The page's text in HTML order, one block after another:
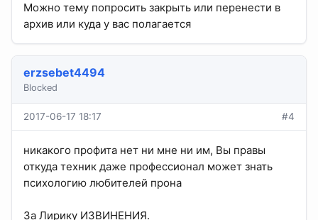
Можно тему попросить закрыть или перенести в
архив или куда у вас полагается
erzsebet4494
Blocked
2017-06-17 18:17 #4
никакого профита нет ни мне ни им, Вы правы
откуда техник даже профессионал может знать
психологию любителей прона
За Лирику ИЗВИНЕНИЯ.